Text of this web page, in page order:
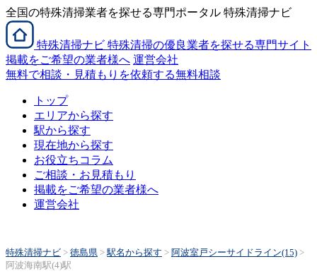
全国の特殊清掃業者を探せる専門ポータル 特殊清掃ナビ
特殊清掃ナビ 特殊清掃の優良業者を探せる専門サイト
掲載をご希望の業者様へ 運営会社
無料で相談・見積もりを依頼する無料相談
トップ
エリアから探す
駅から探す
現在地から探す
お役立ちコラム
ご相談・お見積もり
掲載をご希望の業者様へ
運営会社
特殊清掃ナビ > 徳島県 >駅名から探す > 阿波室戸シーサイドライン(15) >
阿波海南駅(4)駅